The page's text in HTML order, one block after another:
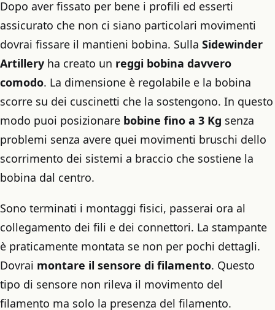
Dopo aver fissato per bene i profili ed esserti
assicurato che non ci siano particolari movimenti
dovrai fissare il mantieni bobina. Sulla Sidewinder
Artillery ha creato un reggi bobina davvero
comodo. La dimensione è regolabile e la bobina
scorre su dei cuscinetti che la sostengono. In questo
modo puoi posizionare bobine fino a 3 Kg senza
problemi senza avere quei movimenti bruschi dello
scorrimento dei sistemi a braccio che sostiene la
bobina dal centro.
Sono terminati i montaggi fisici, passerai ora al
collegamento dei fili e dei connettori. La stampante
è praticamente montata se non per pochi dettagli.
Dovrai montare il sensore di filamento. Questo
tipo di sensore non rileva il movimento del
filamento ma solo la presenza del filamento.